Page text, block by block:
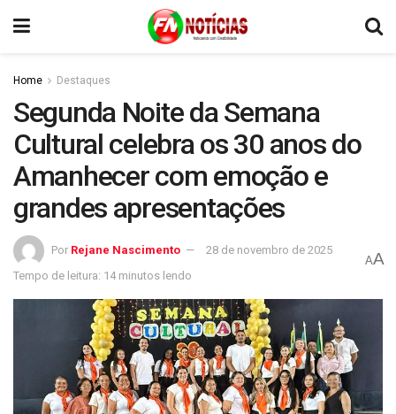
Home Destaques
Segunda Noite da Semana
Cultural celebra os 30 anos do
Amanhecer com emoção e
grandes apresentações
Por Rejane Nascimento
28 de novembro de 2025
Tempo de leitura: 14 minutos lendo
AA